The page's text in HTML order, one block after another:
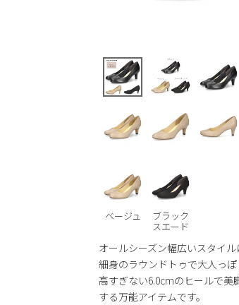
ベージュ ブラック
スエード
オールシーズン幅広いスタイル
細身のラウンドトゥで大人っ
高すぎない6.0cmのヒールで
する万能アイテムです。